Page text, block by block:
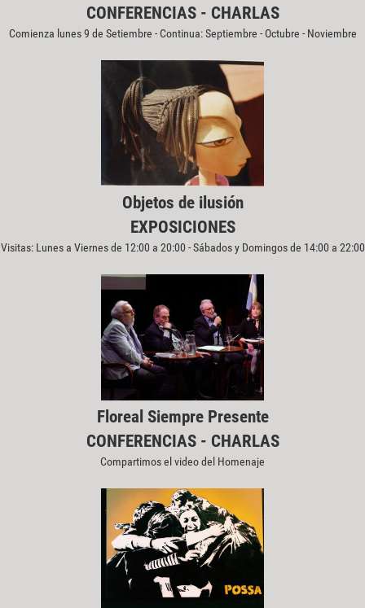
CONFERENCIAS - CHARLAS
Comienza lunes 9 de Setiembre - Continua: Septiembre - Octubre - Noviembre
Objetos de ilusión
EXPOSICIONES
Visitas: Lunes a Viernes de 12:00 a 20:00 - Sábados y Domingos de 14:00 a 22:00
Floreal Siempre Presente
CONFERENCIAS - CHARLAS
Compartimos el video del Homenaje